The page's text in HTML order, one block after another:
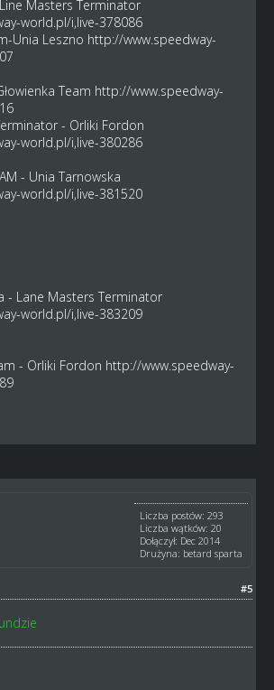
Masters Terminator
world.pl/i,live-378086
Unia Leszno http://www.speedway-
Team http://www.speedway-
- Orliki Fordon
world.pl/i,live-380286
- Unia Tarnowska
world.pl/i,live-381520
- Lane Masters Terminator
world.pl/i,live-383209
- Orliki Fordon http://www.speedway-
Liczba postów: 293
Liczba wątków: 20
Dołączył: Dec 2014
Drużyna: betard sparta
#5